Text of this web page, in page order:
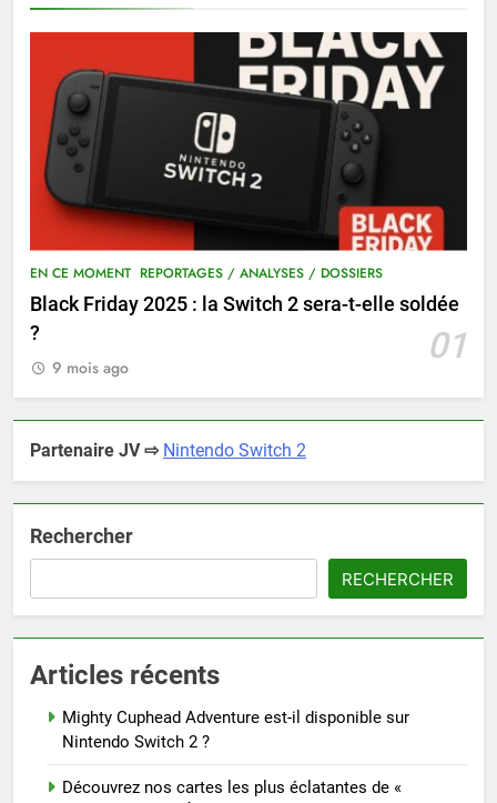
EN CE MOMENT REPORTAGES / ANALYSES / DOSSIERS
Black Friday 2025 : la Switch 2 sera-t-elle soldée
?
01
9 mois ago
Partenaire JV ⇨ Nintendo Switch 2
Rechercher
RECHERCHER
Articles récents
Mighty Cuphead Adventure est-il disponible sur
Nintendo Switch 2 ?
Découvrez nos cartes les plus éclatantes de «